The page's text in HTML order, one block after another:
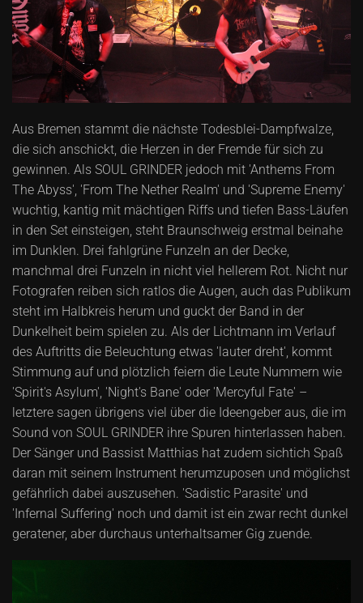
Aus Bremen stammt die nächste Todesblei-Dampfwalze,
die sich anschickt, die Herzen in der Fremde für sich zu
gewinnen. Als SOUL GRINDER jedoch mit 'Anthems From
The Abyss', 'From The Nether Realm' und 'Supreme Enemy'
wuchtig, kantig mit mächtigen Riffs und tiefen Bass-Läufen
in den Set einsteigen, steht Braunschweig erstmal beinahe
im Dunklen. Drei fahlgrüne Funzeln an der Decke,
manchmal drei Funzeln in nicht viel hellerem Rot. Nicht nur
Fotografen reiben sich ratlos die Augen, auch das Publikum
steht im Halbkreis herum und guckt der Band in der
Dunkelheit beim spielen zu. Als der Lichtmann im Verlauf
des Auftritts die Beleuchtung etwas 'lauter dreht', kommt
Stimmung auf und plötzlich feiern die Leute Nummern wie
'Spirit's Asylum', 'Night's Bane' oder 'Mercyful Fate' –
letztere sagen übrigens viel über die Ideengeber aus, die im
Sound von SOUL GRINDER ihre Spuren hinterlassen haben.
Der Sänger und Bassist Matthias hat zudem sichtich Spaß
daran mit seinem Instrument herumzuposen und möglichst
gefährlich dabei auszusehen. 'Sadistic Parasite' und
'Infernal Suffering' noch und damit ist ein zwar recht dunkel
geratener, aber durchaus unterhaltsamer Gig zuende.